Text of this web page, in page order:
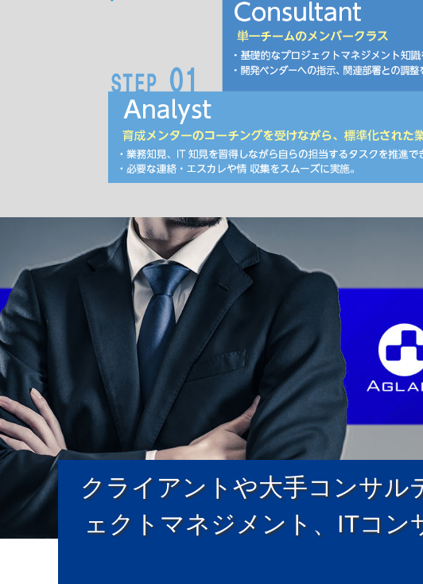
クライアントや大手コンサル
ェクトマネジメント、ITコン